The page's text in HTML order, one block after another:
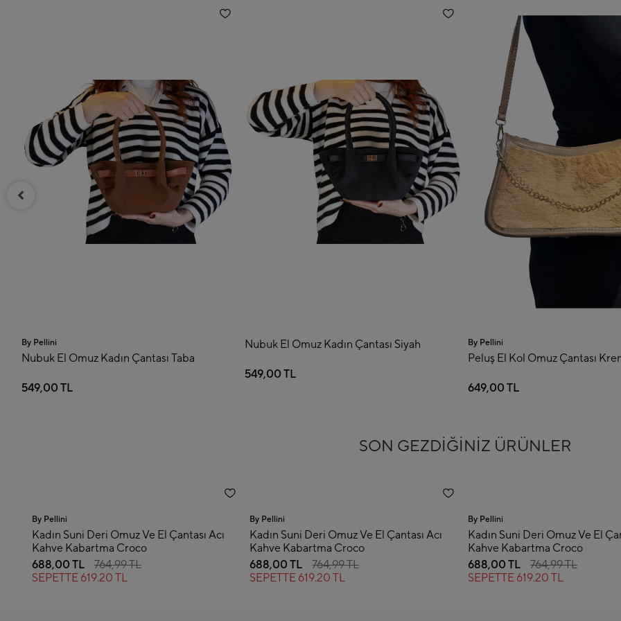
Çantası Taba
Nubuk El Omuz Kadın Çantası Siyah By Pellini
Peluş El Kol Omuz Çantası Krem Peluş
SON GEZDİĞİNİZ ÜRÜNLER
By Pellini
Kadın Suni Deri Omuz Ve El Çantası Acı
Kahve Kabartma Croco
688,00 TL
764,99 TL
SEPETTE 619.20 TL
By Pellini
Kadın Suni Deri Omuz Ve El Çantası Acı
Kahve Kabartma Croco
688,00 TL
764,99 TL
SEPETTE 619.20 TL
By Pellini
Kadın Suni Deri Omuz Ve El
Kahve Kabartma Croco
688,00 TL
764,99 TL
SEPETTE 619.20 TL